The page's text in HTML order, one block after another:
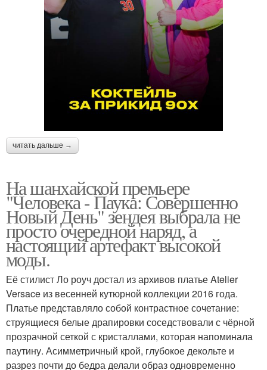
читать дальше →
На шанхайской премьере
"Человека - Паука: Совершенно
Новый День" зендея выбрала не
просто очередной наряд, а
настоящий артефакт высокой
моды.
Её стилист Ло роуч достал из архивов платье Atelier
Versace из весенней кутюрной коллекции 2016 года.
Платье представляло собой контрастное сочетание:
струящиеся белые драпировки соседствовали с чёрной
прозрачной сеткой с кристаллами, которая напоминала
паутину. Асимметричный крой, глубокое декольте и
разрез почти до бедра делали образ одновременно